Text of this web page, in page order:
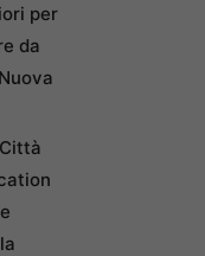
per
da